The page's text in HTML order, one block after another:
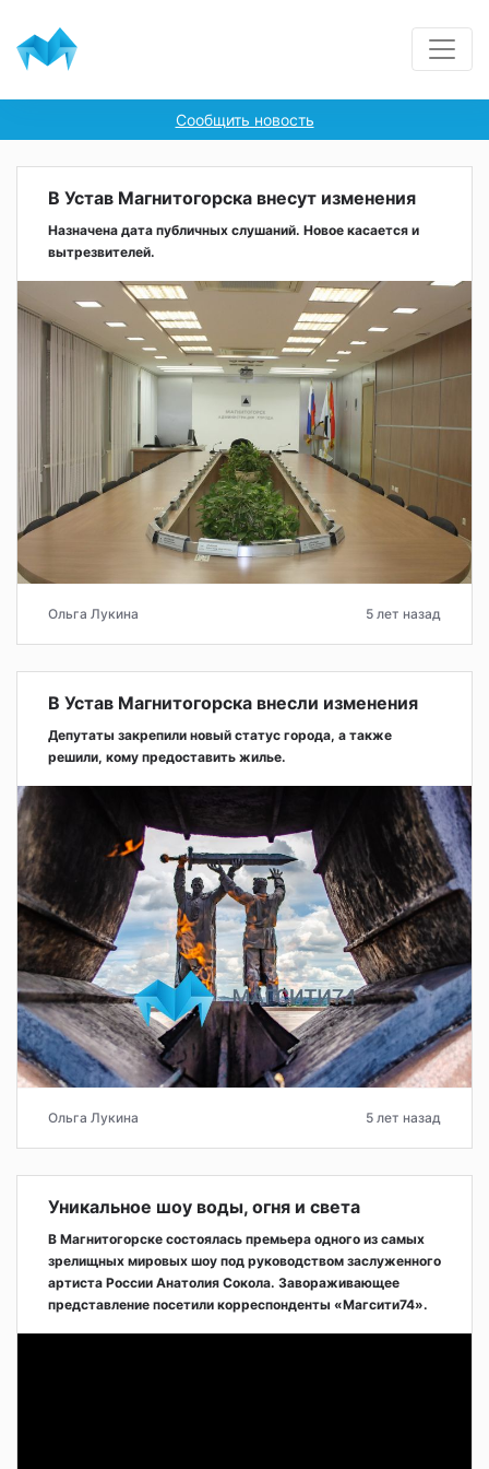
Сообщить новость
В Устав Магнитогорска внесут изменения
Назначена дата публичных слушаний. Новое касается и
вытрезвителей.
Ольга Лукина 5 лет назад
В Устав Магнитогорска внесли изменения
Депутаты закрепили новый статус города, а также
решили, кому предоставить жилье.
Ольга Лукина 5 лет назад
Уникальное шоу воды, огня и света
В Магнитогорске состоялась премьера одного из самых
зрелищных мировых шоу под руководством заслуженного
артиста России Анатолия Сокола. Завораживающее
представление посетили корреспонденты «Магсити74».